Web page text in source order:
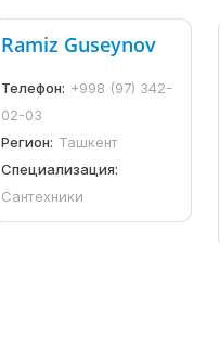
Ramiz Guseynov
Телефон: +998 (97) 342-
02-03
Регион: Ташкент
Специализация:
Сантехники